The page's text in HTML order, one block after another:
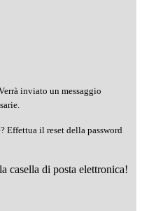
inviato un messaggio
Effettua il reset della password
casella di posta elettronica!